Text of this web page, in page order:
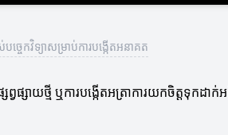
េកវិទ្យាសម្រាប់ការបង្កើតអនាគត
ព្វផ្សាយថ្មី ឬការបង្កើតអត្រាការយកចិត្តទុកដ